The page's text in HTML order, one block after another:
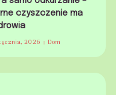
czyszczenie ma
2026 Dom